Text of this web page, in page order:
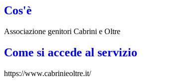
Cos'è
Associazione genitori Cabrini e Oltre
Come si accede al servizio
https://www.cabrinieoltre.it/